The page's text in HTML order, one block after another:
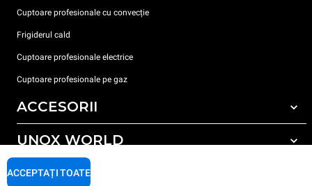
Cuptoare profesionale cu convecție
Frigiderul cald
Cuptoare profesionale electrice
Cuptoare profesionale pe gaz
ACCESORII
Toate accesoriile
Detergent pentru spălarea automată
UNOX WORLD
Sediile noastre în lume
SUPORT
ACCEPTAȚI TOATE